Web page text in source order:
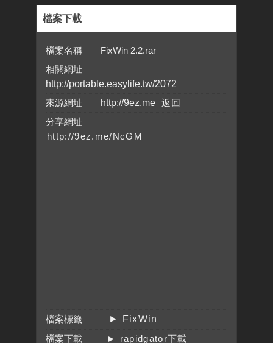
檔案下載
檔案名稱 FixWin 2.2.rar
相關網址
http://portable.easylife.tw/2072
來源網址
http://9ez.me
分享網址
檔案標籤
► FixWin
檔案下載